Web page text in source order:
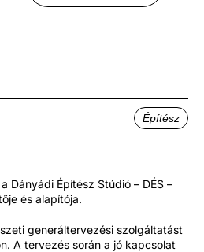
Építész
Dányádi Építész Stúdió – DÉS –
és alapítója.
generáltervezési szolgáltatást
A tervezés során a jó kapcsolat